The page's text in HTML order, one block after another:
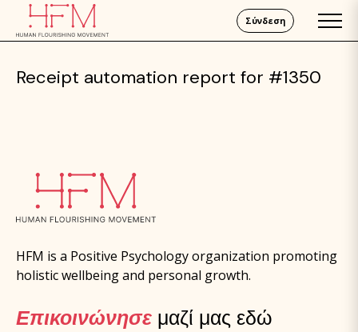
Σύνδεση
Receipt automation report for #1350
HFM is a Positive Psychology organization promoting
holistic wellbeing and personal growth.
Επικοινώνησε μαζί μας εδώ